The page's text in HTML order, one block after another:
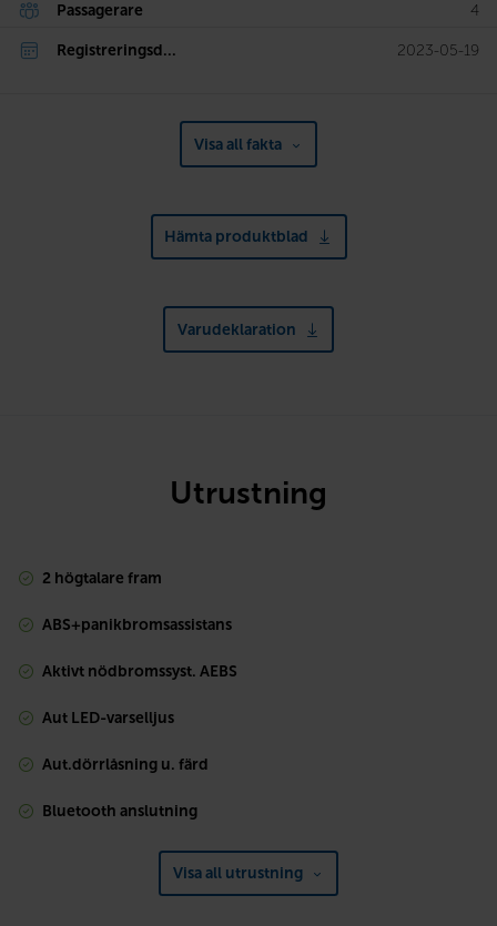
Passagerare 4
Registreringsd... 2023-05-19
Visa all fakta
Hämta produktblad
Varudeklaration
Utrustning
2 högtalare fram
ABS+panikbromsassistans
Aktivt nödbromssyst. AEBS
Aut LED-varselljus
Aut.dörrlåsning u. färd
Bluetooth anslutning
Visa all utrustning